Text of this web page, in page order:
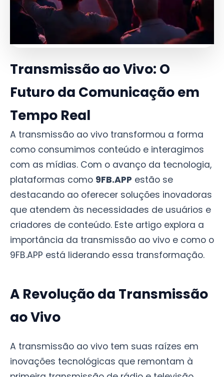
Transmissão ao Vivo: O
Futuro da Comunicação em
Tempo Real
A transmissão ao vivo transformou a forma
como consumimos conteúdo e interagimos
com as mídias. Com o avanço da tecnologia,
plataformas como 9FB.APP estão se
destacando ao oferecer soluções inovadoras
que atendem às necessidades de usuários e
criadores de conteúdo. Este artigo explora a
importância da transmissão ao vivo e como o
9FB.APP está liderando essa transformação.
A Revolução da Transmissão
ao Vivo
A transmissão ao vivo tem suas raízes em
inovações tecnológicas que remontam à